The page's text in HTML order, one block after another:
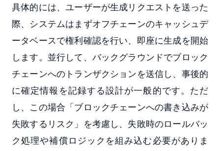
具体的には、ユーザーが生成リクエストを送った
際、システムはまずオフチェーンのキャッシュデ
ータベースで権利確認を行い、即座に生成を開始
します。並行して、バックグラウンドでブロック
チェーンへのトランザクションを送信し、事後的
に確定情報を記録する設計が一般的です。ただ
し、この場合「ブロックチェーンへの書き込みが
失敗するリスク」を考慮し、失敗時のロールバッ
ク処理や補償ロジックを組み込む必要がありま